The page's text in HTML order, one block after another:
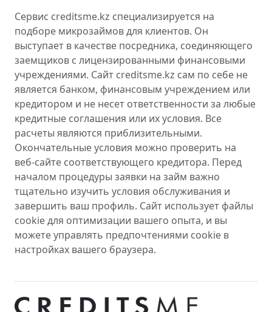
Сервис creditsme.kz специализируется на
подборе микрозаймов для клиентов. Он
выступает в качестве посредника, соединяющего
заемщиков с лицензированными финансовыми
учреждениями. Сайт creditsme.kz сам по себе не
является банком, финансовым учреждением или
кредитором и не несет ответственности за любые
кредитные соглашения или их условия. Все
расчеты являются приблизительными.
Окончательные условия можно проверить на
веб-сайте соответствующего кредитора. Перед
началом процедуры заявки на займ важно
тщательно изучить условия обслуживания и
завершить ваш профиль. Сайт использует файлы
cookie для оптимизации вашего опыта, и вы
можете управлять предпочтениями cookie в
настройках вашего браузера.